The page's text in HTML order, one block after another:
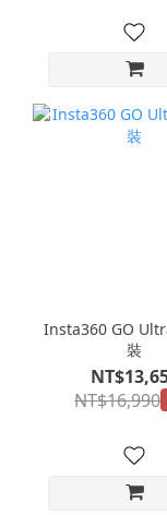
Insta360 GO
裝
NT$16,990